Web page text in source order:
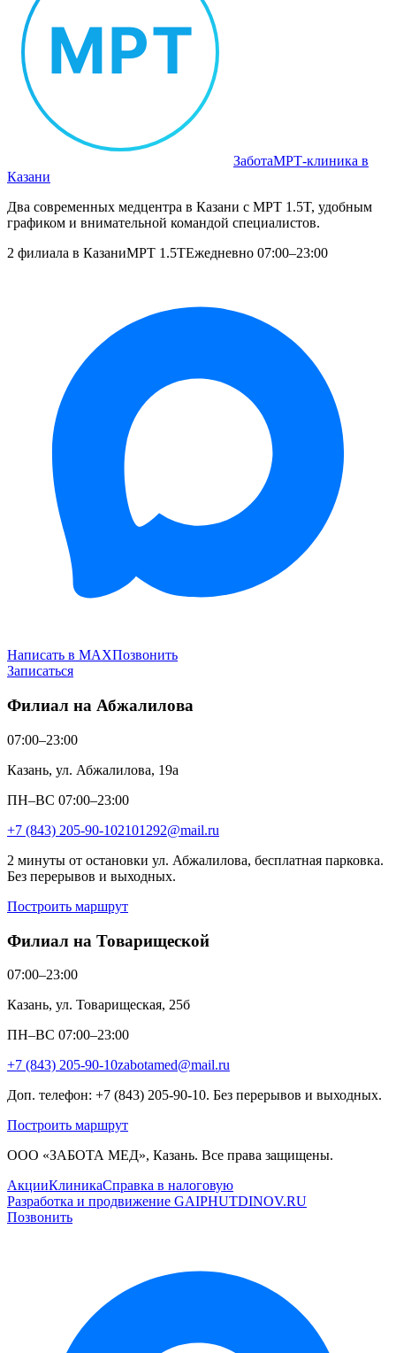
ЗаботаМРТ‑клиника в
Казани
Два современных медцентра в Казани с МРТ 1.5T, удобным
графиком и внимательной командой специалистов.
2 филиала в КазаниМРТ 1.5TЕжедневно 07:00–23:00
Написать в MAXПозвонить
Записаться
Филиал на Абжалилова
07:00–23:00
Казань, ул. Абжалилова, 19а
ПН–ВС 07:00–23:00
+7 (843) 205-90-102101292@mail.ru
2 минуты от остановки ул. Абжалилова, бесплатная парковка.
Без перерывов и выходных.
Построить маршрут
Филиал на Товарищеской
07:00–23:00
Казань, ул. Товарищеская, 25б
ПН–ВС 07:00–23:00
+7 (843) 205-90-10zabotamed@mail.ru
Доп. телефон: +7 (843) 205-90-10. Без перерывов и выходных.
Построить маршрут
ООО «ЗАБОТА МЕД», Казань. Все права защищены.
АкцииКлиникаСправка в налоговую
Разработка и продвижение GAIPHUTDINOV.RU
Позвонить